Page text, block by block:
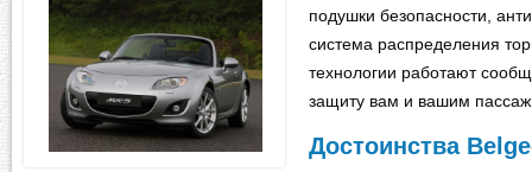
подушки безопасности,
система распределения
технологии работают
защиту вам и вашим
Достоинства